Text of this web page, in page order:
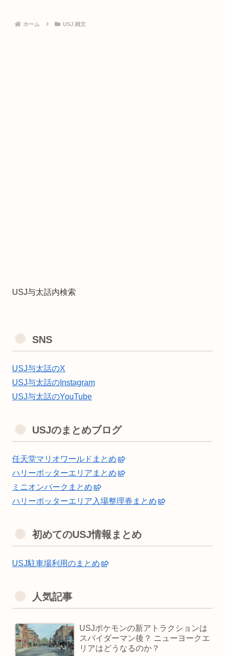
ホーム USJ 雑文
USJ与太話内検索
SNS
USJ与太話のX
USJ与太話のInstagram
USJ与太話のYouTube
USJのまとめブログ
任天堂マリオワールドまとめ
ハリーポッターエリアまとめ
ミニオンパークまとめ
ハリーポッターエリア入場整理券まとめ
初めてのUSJ情報まとめ
USJ駐車場利用のまとめ
人気記事
USJポケモンの新アトラクションは
スパイダーマン後？ ニューヨークエ
リアはどうなるのか？